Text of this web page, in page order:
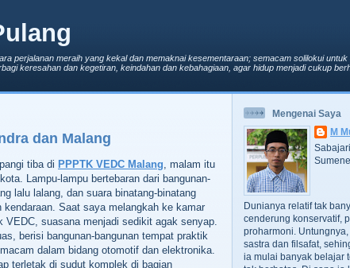
perjalanan meraih yang kekal dan memaknai kesementaraan; semacam solilokui untuk
keresahan dan kegetiran, keindahan dan kebahagiaan, agar hidup menjadi cukup
dan Malang
tiba di PPPTK VEDC Malang, malam itu
Lampu-lampu bertebaran dari bangunan-
lalu lalang, dan suara binatang-binatang
Saat saya melangkah ke kamar
VEDC, suasana menjadi sedikit agak senyap.
berisi bangunan-bangunan tempat praktik
dalam bidang otomotif dan elektronika.
terletak di sudut komplek di bagian
Mengenai Saya
M
Dunianya relatif tak
cenderung konservatif,
proharmoni.
sastra dan filsafat,
ia mulai banyak belajar